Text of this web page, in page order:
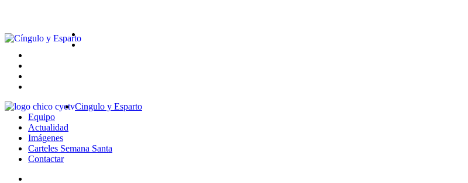
Cingulo y Esparto
Equipo
Actualidad
Imágenes
Carteles Semana Santa
Contactar